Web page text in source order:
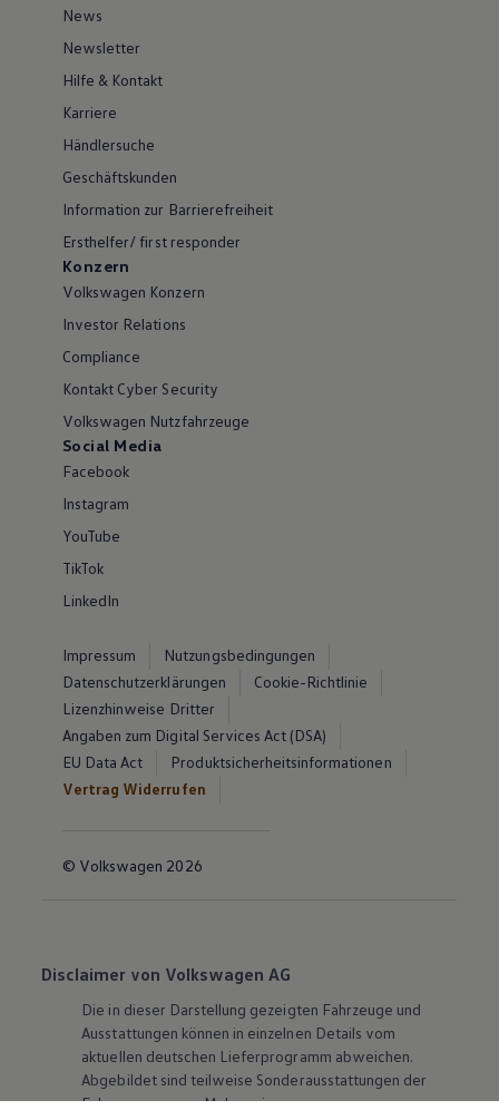
News
Newsletter
Hilfe & Kontakt
Karriere
Händlersuche
Geschäftskunden
Information zur Barrierefreiheit
Ersthelfer/ first responder
Konzern
Volkswagen Konzern
Investor Relations
Compliance
Kontakt Cyber Security
Volkswagen Nutzfahrzeuge
Social Media
Facebook
Instagram
YouTube
TikTok
LinkedIn
Impressum
Nutzungsbedingungen
Datenschutzerklärungen
Cookie-Richtlinie
Lizenzhinweise Dritter
Angaben zum Digital Services Act (DSA)
EU Data Act
Produktsicherheitsinformationen
Vertrag Widerrufen
© Volkswagen 2026
Disclaimer von Volkswagen AG
Die in dieser Darstellung gezeigten Fahrzeuge und
Ausstattungen können in einzelnen Details vom
aktuellen deutschen Lieferprogramm abweichen.
Abgebildet sind teilweise Sonderausstattungen der
Fahrzeuge gegen Mehrpreis.